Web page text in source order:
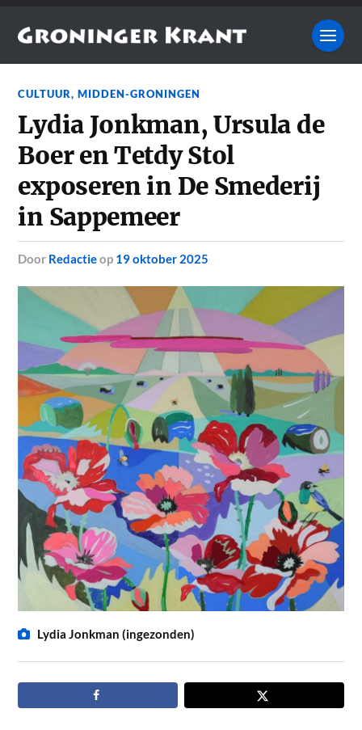
CULTUUR,MIDDEN-GRONINGEN
Lydia Jonkman, Ursula de
Boer en Tetdy Stol
exposeren in De Smederij
in Sappemeer
door Redactieop 19 oktober 2025
Lydia Jonkman (ingezonden)